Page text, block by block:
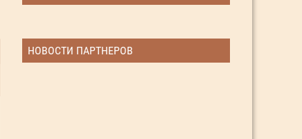
НОВОСТИ ПАРТНЕРОВ